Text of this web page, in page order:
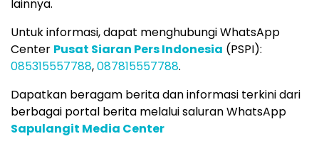
lainnya.
Untuk informasi, dapat menghubungi WhatsApp
Center Pusat Siaran Pers Indonesia (PSPI):
085315557788,087815557788.
Dapatkan beragam berita dan informasi terkini dari
berbagai portal berita melalui saluran WhatsApp
Sapulangit Media Center